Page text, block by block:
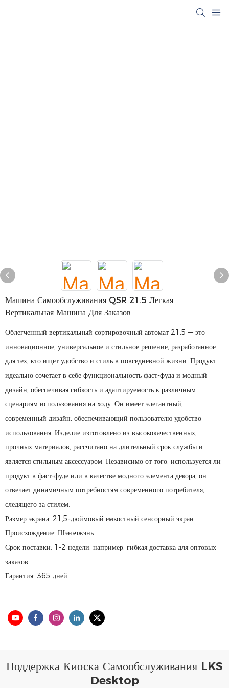
Машина Самообслуживания QSR 21.5 Легкая
Вертикальная Машина Для Заказов
Облегченный вертикальный сортировочный автомат 21,5 — это
инновационное, универсальное и стильное решение, разработанное
для тех, кто ищет удобство и стиль в повседневной жизни. Продукт
идеально сочетает в себе функциональность фаст-фуда и модный
дизайн, обеспечивая гибкость и адаптируемость к различным
сценариям использования на ходу. Он имеет элегантный,
современный дизайн, обеспечивающий пользователю удобство
использования. Изделие изготовлено из высококачественных,
прочных материалов, рассчитано на длительный срок службы и
является стильным аксессуаром. Независимо от того, используется ли
продукт в фаст-фуде или в качестве модного элемента декора, он
отвечает динамичным потребностям современного потребителя,
следящего за стилем.
Размер экрана: 21,5-дюймовый емкостный сенсорный экран
Происхождение: Шэньчжэнь
Срок поставки: 1-2 недели, например, гибкая доставка для оптовых
заказов.
Гарантия: 365 дней
Поддержка Киоска Самообслуживания LKS
Desktop